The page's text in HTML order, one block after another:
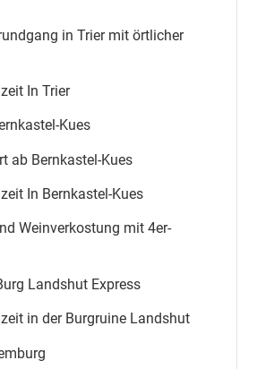
in Trier mit örtlicher
In Trier
Kues
ab Bernkastel-Kues
In Bernkastel-Kues
Weinverkostung mit 4er-
Landshut Express
in der Burgruine Landshut